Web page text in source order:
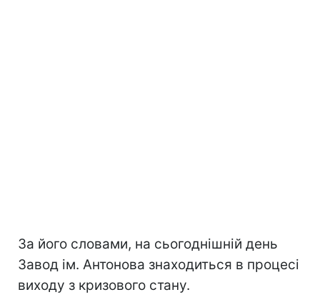
За його словами, на сьогоднішній день
Завод ім. Антонова знаходиться в процесі
виходу з кризового стану.